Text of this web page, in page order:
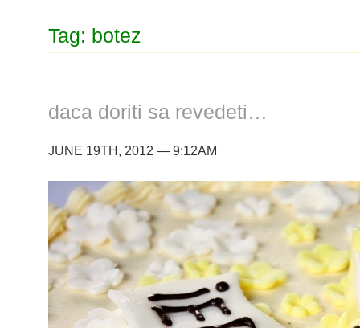
Tag: botez
daca doriti sa revedeti…
JUNE 19TH, 2012 — 9:12AM